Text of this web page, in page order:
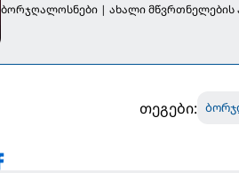
ბორჯღალოსნები | ახალი მწვრთნელების
თეგები: